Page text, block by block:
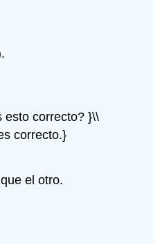
.
esto correcto? }\\
correcto.}
el otro.